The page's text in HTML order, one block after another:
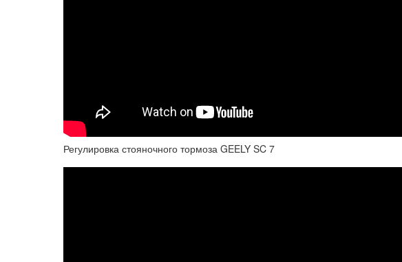
Регулировка стояночного тормоза GEELY SC 7